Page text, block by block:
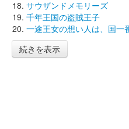
サウザンドメモリーズ
千年王国の盗賊王子
一途王女の想い人は、国一
続きを表示